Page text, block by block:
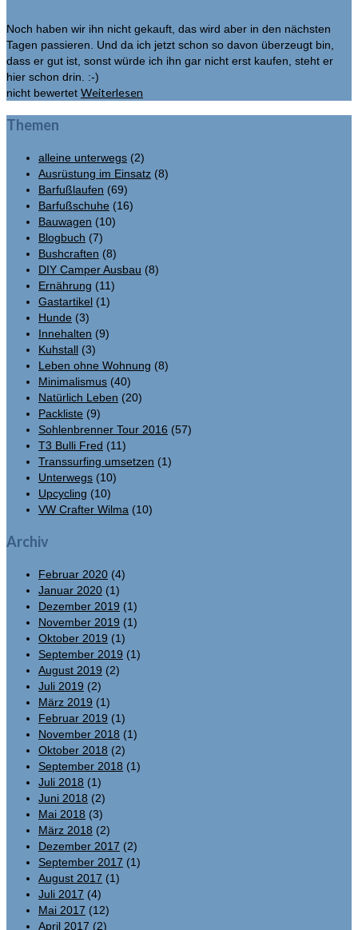
Noch haben wir ihn nicht gekauft, das wird aber in den nächsten
Tagen passieren. Und da ich jetzt schon so davon überzeugt bin,
dass er gut ist, sonst würde ich ihn gar nicht erst kaufen, steht er
hier schon drin. :-)
nicht bewertet Weiterlesen
Themen
alleine unterwegs (2)
Ausrüstung im Einsatz (8)
Barfußlaufen (69)
Barfußschuhe (16)
Bauwagen (10)
Blogbuch (7)
Bushcraften (8)
DIY Camper Ausbau (8)
Ernährung (11)
Gastartikel (1)
Hunde (3)
Innehalten (9)
Kuhstall (3)
Leben ohne Wohnung (8)
Minimalismus (40)
Natürlich Leben (20)
Packliste (9)
Sohlenbrenner Tour 2016 (57)
T3 Bulli Fred (11)
Transsurfing umsetzen (1)
Unterwegs (10)
Upcycling (10)
VW Crafter Wilma (10)
Archiv
Februar 2020 (4)
Januar 2020 (1)
Dezember 2019 (1)
November 2019 (1)
Oktober 2019 (1)
September 2019 (1)
August 2019 (2)
Juli 2019 (2)
März 2019 (1)
Februar 2019 (1)
November 2018 (1)
Oktober 2018 (2)
September 2018 (1)
Juli 2018 (1)
Juni 2018 (2)
Mai 2018 (3)
März 2018 (2)
Dezember 2017 (2)
September 2017 (1)
August 2017 (1)
Juli 2017 (4)
Mai 2017 (12)
April 2017 (2)